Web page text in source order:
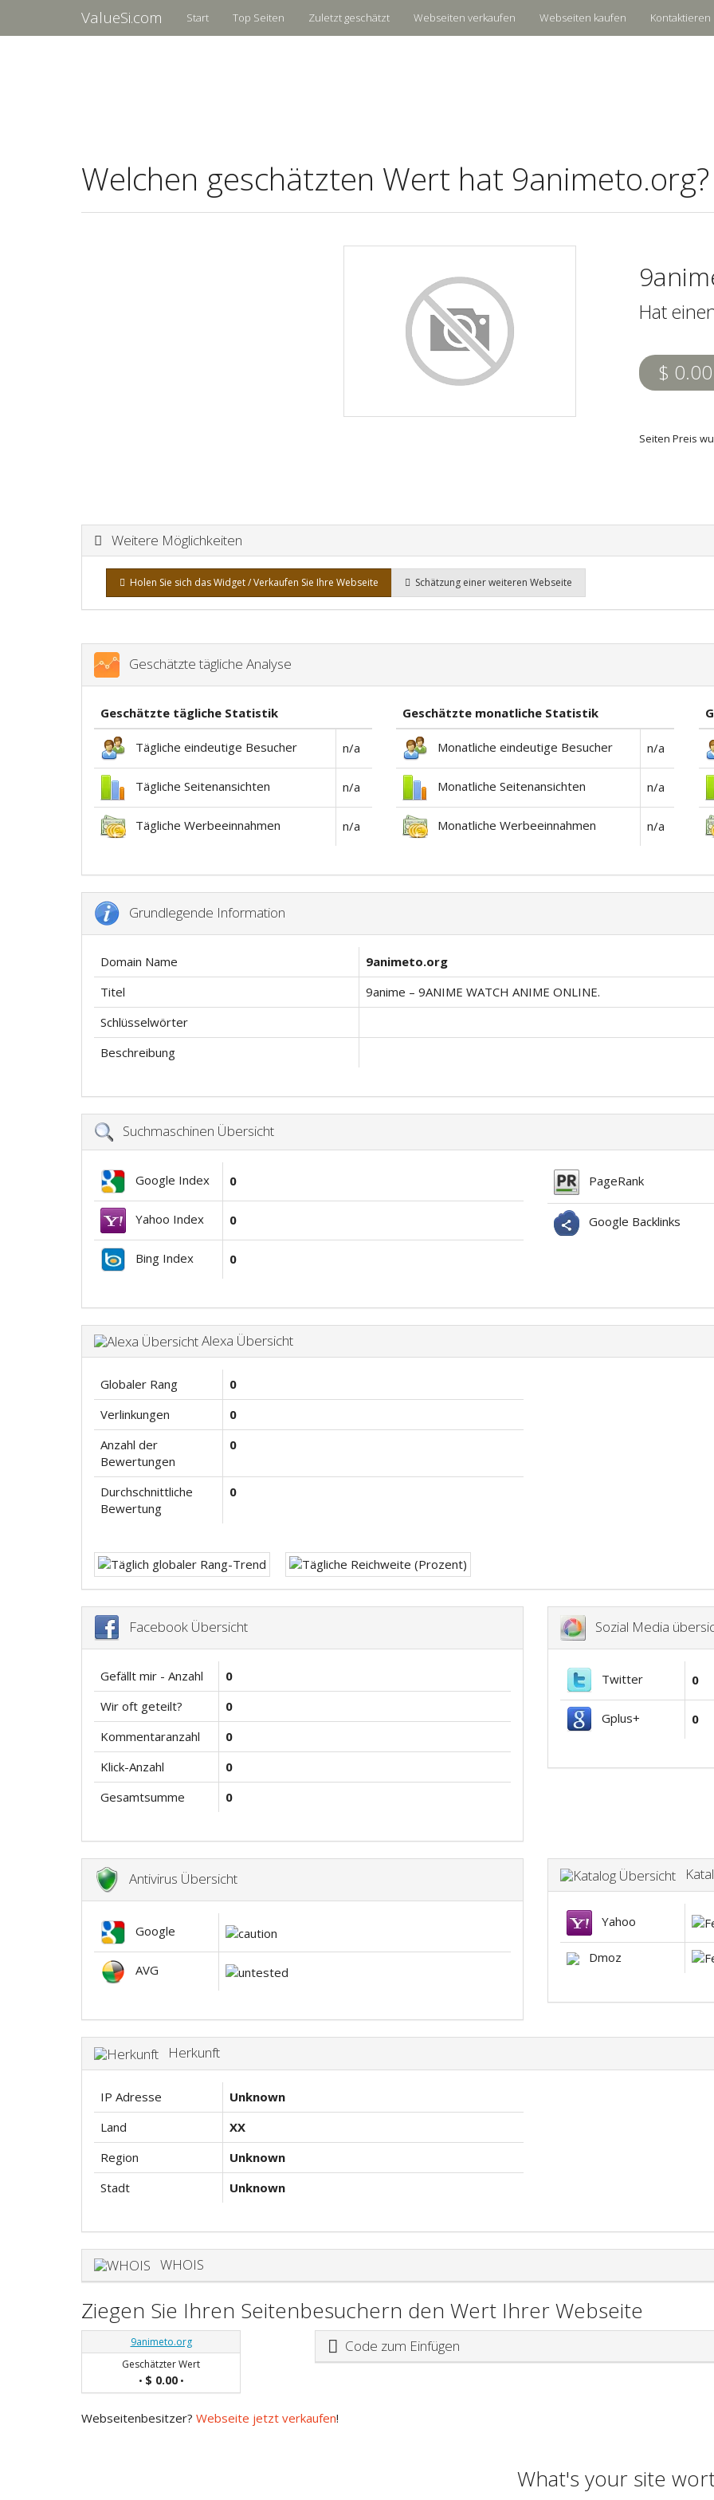
ValueSi.com Start Top Seiten Zuletzt geschätzt Webseiten verkaufen Webseiten kaufen Kontaktieren
Welchen geschätzten Wert hat 9animeto.org?
Hat
$ 0.00
Seiten Preis
Weitere Möglichkeiten
Holen Sie sich das Widget / Verkaufen Sie Ihre Webseite Schätzung einer weiteren Webseite
Geschätzte tägliche Analyse
Geschätzte tägliche Statistik
Tägliche eindeutige Besucher n/a
Tägliche Seitenansichten n/a
Tägliche Werbeeinnahmen n/a
Geschätzte monatliche Statistik
Monatliche eindeutige Besucher n/a
Monatliche Seitenansichten n/a
Monatliche Werbeeinnahmen n/a
Grundlegende Information
Domain Name
9animeto.org
Titel
9anime – 9ANIME WATCH ANIME ONLINE.
Schlüsselwörter
Beschreibung
Suchmaschinen Übersicht
Google Index 0
Yahoo Index 0
Bing Index 0
PageRank
Google Backlinks
Alexa Übersicht
Globaler Rang
0
Verlinkungen
0
Anzahl der
Bewertungen
0
Durchschnittliche
Bewertung
0
Facebook Übersicht
Gefällt mir - Anzahl
0
Wir oft geteilt?
0
Kommentaranzahl
0
Klick-Anzahl
0
Gesamtsumme
0
Sozial Media
Twitter 0
Gplus+ 0
Antivirus Übersicht
Google
AVG
Yahoo
Dmoz
Herkunft
IP Adresse
Unknown
Land
XX
Region
Unknown
Stadt
Unknown
WHOIS
Ziegen Sie Ihren Seitenbesuchern den Wert Ihrer Webseite
9animeto.org
Geschätzter Wert
• $ 0.00•
Code zum Einfügen
Webseitenbesitzer? Webseite jetzt verkaufen!
What's your site